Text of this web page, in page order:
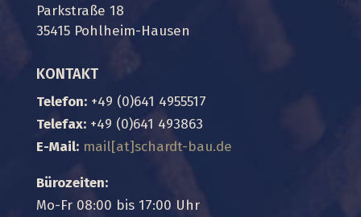
Parkstraße 18
35415 Pohlheim-Hausen
KONTAKT
Telefon:+49 (0)641 4955517
Telefax:+49 (0)641 493863
E-Mail: mail[at]schardt-bau.de
Bürozeiten:
Mo-Fr 08:00 bis 17:00 Uhr